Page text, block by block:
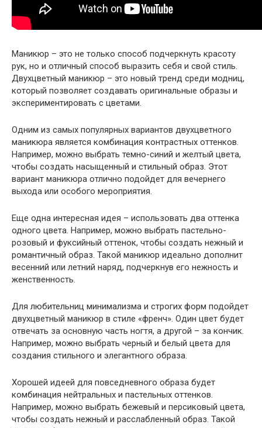
Маникюр – это не только способ подчеркнуть красоту
рук, но и отличный способ выразить себя и свой стиль.
Двухцветный маникюр – это новый тренд среди модниц,
который позволяет создавать оригинальные образы и
экспериментировать с цветами.
Одним из самых популярных вариантов двухцветного
маникюра является комбинация контрастных оттенков.
Например, можно выбрать темно-синий и желтый цвета,
чтобы создать насыщенный и стильный образ. Этот
вариант маникюра отлично подойдет для вечернего
выхода или особого мероприятия.
Еще одна интересная идея – использовать два оттенка
одного цвета. Например, можно выбрать пастельно-
розовый и фуксийный оттенок, чтобы создать нежный и
романтичный образ. Такой маникюр идеально дополнит
весенний или летний наряд, подчеркнув его нежность и
женственность.
Для любительниц минимализма и строгих форм подойдет
двухцветный маникюр в стиле «френч». Один цвет будет
отвечать за основную часть ногтя, а другой – за кончик.
Например, можно выбрать черный и белый цвета для
создания стильного и элегантного образа.
Хорошей идеей для повседневного образа будет
комбинация нейтральных и пастельных оттенков.
Например, можно выбрать бежевый и персиковый цвета,
чтобы создать нежный и расслабленный образ. Такой